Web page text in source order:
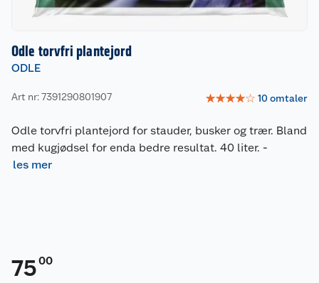
Odle torvfri plantejord
ODLE
Art nr: 7391290801907 ☆☆☆☆☆ 10omtaler
Odle torvfri plantejord for stauder, busker og trær. Bland
med kugjødsel for enda bedre resultat. 40 liter. -
les mer
7500